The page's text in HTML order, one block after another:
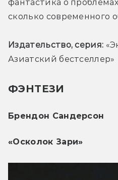
фантастика о
сколько современного
Издательство, серия:
Азиатский бестселлер»
ФЭНТЕЗИ
Брендон Сандерсон
«Осколок Зари»